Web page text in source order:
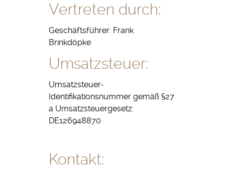
Vertreten durch:
Geschäftsführer: Frank
Brinkdöpke
Umsatzsteuer:
Umsatzsteuer-
Identifikationsnummer gemäß §27
a Umsatzsteuergesetz:
DE126948870
Kontakt: